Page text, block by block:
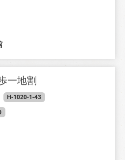
一地割
H-1020-1-43